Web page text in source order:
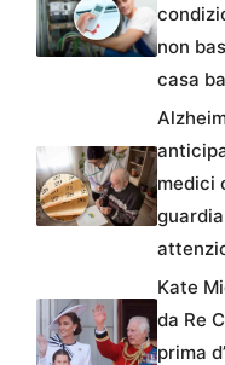
non
casa
medici
Kate
da Re
prima